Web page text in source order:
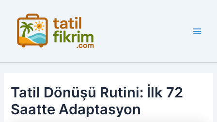
Tatil Dönüşü Rutini: İlk 72
Saatte Adaptasyon